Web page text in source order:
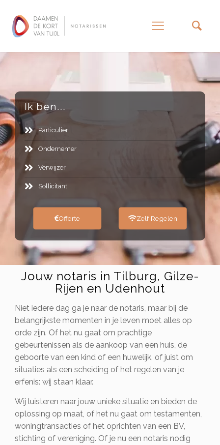
Ik ben...
Particulier
Ondernemer
Verwijzer
Sollicitant
Offerte Zelf Regelen
Jouw notaris in Tilburg, Gilze-
Rijen en Udenhout
Niet iedere dag ga je naar de notaris, maar bij de
belangrijkste momenten in je leven moet alles op
orde zijn. Of het nu gaat om prachtige
gebeurtenissen als de aankoop van een huis, de
geboorte van een kind of een huwelijk, of juist om
situaties als een scheiding of het regelen van je
erfenis: wij staan klaar.
Wij luisteren naar jouw unieke situatie en bieden de
oplossing op maat, of het nu gaat om testamenten,
woningtransacties of het oprichten van een BV,
stichting of vereniging. Of je nu een notaris nodig